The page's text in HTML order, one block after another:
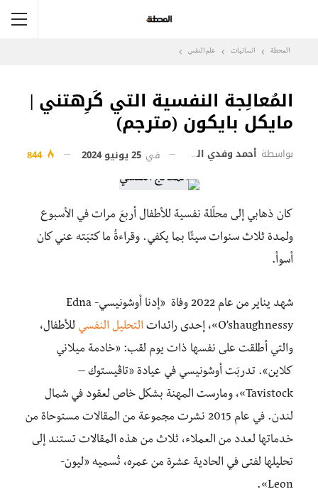
المحطة انسانيات علم النفس
المُعالِجة النفسية التي كَرِهتني |
مايكل بايكون (مترجم)
بواسطة أحمد وفدي الديب في 25 يونيو 2024 844
كان ذهابي إلى محلّلة نفسية للأطفال أربعَ مرات في الأسبوع
ولمدة ثلاث سنوات سيئًا بما يكفي. وقراءةُ ما كتبَته عني كان
أسوأ.
شهد يناير من عام 2022 وفاة «إدنا أوشونيسي- Edna
O’shaughnessy»، إحدى رائدات
التحليل النفسي للأطفال،
والتي أطلقت على نفسها ذات يوم لقب: «خادمة ميلاني
كلاين». تدربَت أوشونيسي في عيادة «تاڤيستوك –
Tavistock»، ومارست المهنة بشكل خاص لعقود في شمال
لندن. في عام 2015 نشرت مجموعة من المقالات مستوحاة من
خدماتها لعدد من العملاء، ثلاث من هذه المقالات تستند إلى
تحليلها لفتى في الحادية عشرة من عمره، تُسميه «ليون-
Leon».